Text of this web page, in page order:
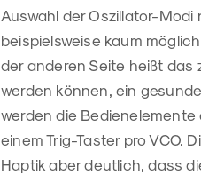
Auswahl der Oszillator-
beispielsweise kaum
der anderen Seite heißt das
werden können, ein
werden die Bedienelemente
einem Trig-Taster pro VCO.
Haptik aber deutlich, dass